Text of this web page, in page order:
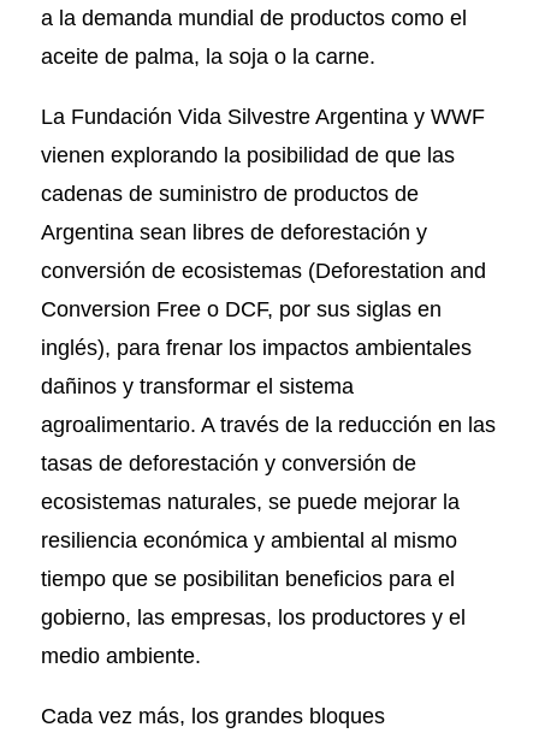
a la demanda mundial de productos como el
aceite de palma, la soja o la carne.
La Fundación Vida Silvestre Argentina y WWF
vienen explorando la posibilidad de que las
cadenas de suministro de productos de
Argentina sean libres de deforestación y
conversión de ecosistemas (Deforestation and
Conversion Free o DCF, por sus siglas en
inglés), para frenar los impactos ambientales
dañinos y transformar el sistema
agroalimentario. A través de la reducción en las
tasas de deforestación y conversión de
ecosistemas naturales, se puede mejorar la
resiliencia económica y ambiental al mismo
tiempo que se posibilitan beneficios para el
gobierno, las empresas, los productores y el
medio ambiente.
Cada vez más, los grandes bloques